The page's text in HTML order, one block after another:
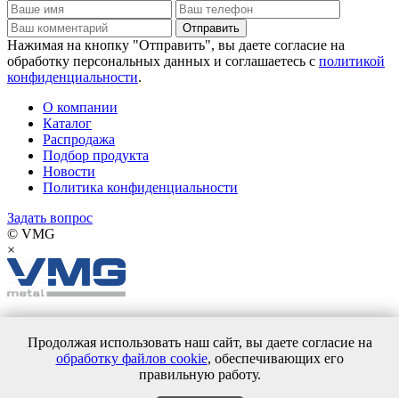
Нажимая на кнопку "Отправить", вы даете согласие на
обработку персональных данных и соглашаетесь c политикой
конфиденциальности.
О компании
Каталог
Распродажа
Подбор продукта
Новости
Политика конфиденциальности
Задать вопрос
© VMG
×
О компании
Каталог
Распродажа
Подбор продукта
Продолжая использовать наш сайт, вы даете согласие на
обработку файлов cookie, обеспечивающих его
правильную работу.